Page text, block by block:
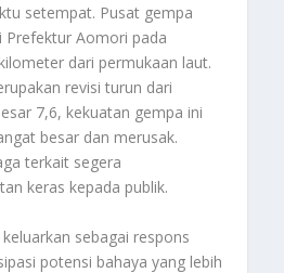
setempat. Pusat gempa
Prefektur Aomori pada
dari permukaan laut.
revisi turun dari
7,6, kekuatan gempa ini
besar dan merusak.
terkait segera
keras kepada publik.
sebagai respons
potensi bahaya yang lebih